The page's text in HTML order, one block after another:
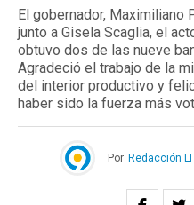
El gobernador, Maximiliano
junto a Gisela Scaglia, el
obtuvo dos de las nueve
Agradeció el trabajo de la
del interior productivo y
haber sido la fuerza más
Por Redacción